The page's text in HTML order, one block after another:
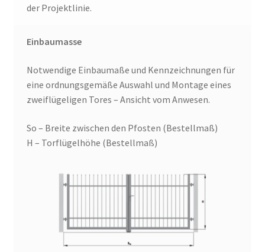
der Projektlinie.
Einbaumasse
Notwendige Einbaumaße und Kennzeichnungen für
eine ordnungsgemäße Auswahl und Montage eines
zweiflügeligen Tores – Ansicht vom Anwesen.
So – Breite zwischen den Pfosten (Bestellmaß)
H – Torflügelhöhe (Bestellmaß)